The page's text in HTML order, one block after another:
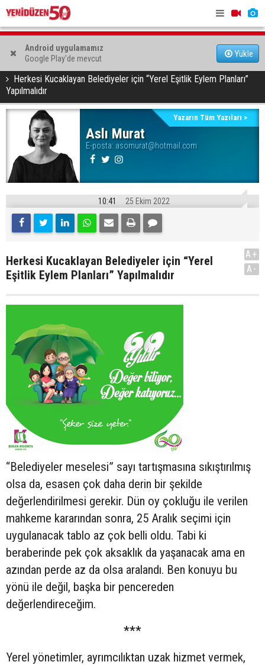
Android uygulamamız
Google Play'de mevcut
Yükle
Kadın Bedeni Piyasaya Sığmaz
"Kıbrıs’ta asıl mesele yeniden değil, farklı bir şekilde
müzakere etmek"
Erdinç
Herkesi Kucaklayan Belediyeler için “Yerel Eşitlik Eylem Planları”
Yapılmalıdır
Aslı Murat
E-posta: asomurat@hotmail.com
Yazarın Tüm Yazıları >
10:41 25 Ekim 2022
Herkesi Kucaklayan Belediyeler için “Yerel
Eşitlik Eylem Planları” Yapılmalıdır
A+
A-
“Belediyeler meselesi” sayı tartışmasına sıkıştırılmış
olsa da, esasen çok daha derin bir şekilde
değerlendirilmesi gerekir. Dün oy çokluğu ile verilen
mahkeme kararından sonra, 25 Aralık seçimi için
uygulanacak tablo az çok belli oldu. Tabi ki
beraberinde pek çok aksaklık da yaşanacak ama en
azından perde az da olsa aralandı. Ben konuyu bu
yönü ile değil, başka bir pencereden
değerlendireceğim.
***
Yerel yönetimler, ayrımcılıktan uzak hizmet vermek,